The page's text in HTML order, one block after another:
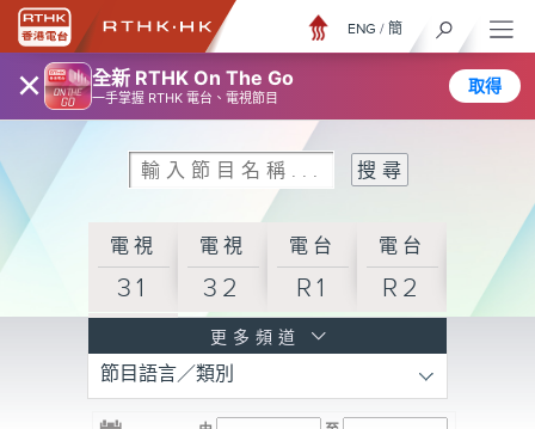
× 全新 RTHK On The Go
一手掌握 RTHK 電台、電視節目
取得
ENG / 簡
電視
31
電視
32
電台
R1
電台
R2
R3
更多頻道
節目語言／類別